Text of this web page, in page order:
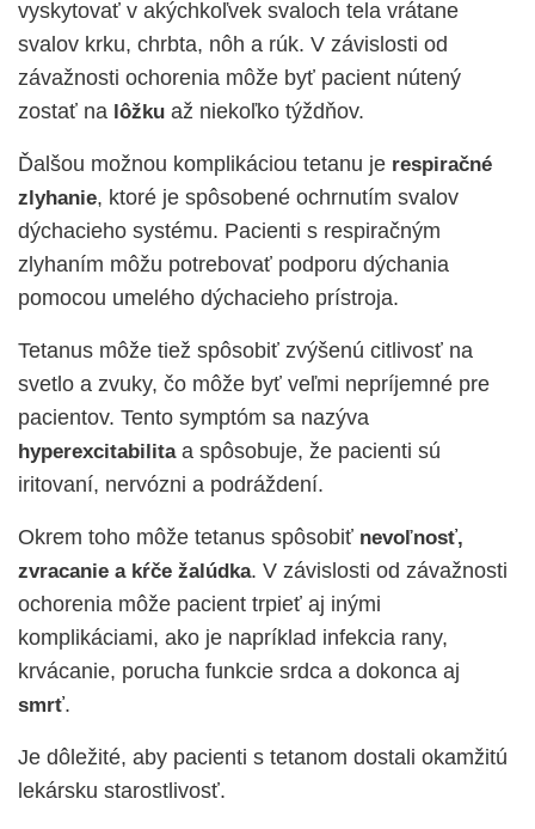
vyskytovať v akýchkoľvek svaloch tela vrátane
svalov krku, chrbta, nôh a rúk. V závislosti od
závažnosti ochorenia môže byť pacient nútený
zostať na lôžku až niekoľko týždňov.
Ďalšou možnou komplikáciou tetanu je respiračné
zlyhanie, ktoré je spôsobené ochrnutím svalov
dýchacieho systému. Pacienti s respiračným
zlyhaním môžu potrebovať podporu dýchania
pomocou umelého dýchacieho prístroja.
Tetanus môže tiež spôsobiť zvýšenú citlivosť na
svetlo a zvuky, čo môže byť veľmi nepríjemné pre
pacientov. Tento symptóm sa nazýva
hyperexcitabilitaa spôsobuje, že pacienti sú
iritovaní, nervózni a podráždení.
Okrem toho môže tetanus spôsobiť nevoľnosť,
zvracanie a kŕče žalúdka. V závislosti od závažnosti
ochorenia môže pacient trpieť aj inými
komplikáciami, ako je napríklad infekcia rany,
krvácanie, porucha funkcie srdca a dokonca aj
smrť.
Je dôležité, aby pacienti s tetanom dostali okamžitú
lekársku starostlivosť.